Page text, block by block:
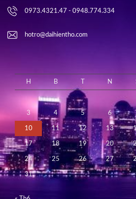
0973.4321.47 - 0948.774.334
hotro@daihientho.com
H B N
3 4 5 6
10 11 12 13
17 18 19 20
24 25 26 27
31